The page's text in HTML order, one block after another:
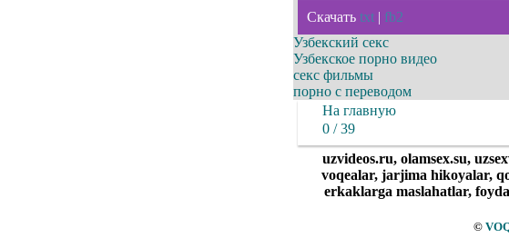
Скачать txt | fb2
Узбекский секс
Узбекское порно видео
секс фильмы
порно с переводом
На главную
0 / 39
uzvideos.ru, olamsex.su,
voqealar, jarjima hikoyalar,
erkaklarga maslahatlar,
©